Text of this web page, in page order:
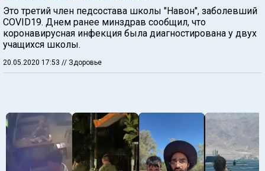
Это третий член педсостава школы "Навон", заболевший
СOVID19. Днем ранее минздрав сообщил, что
коронавирусная инфекция была диагностирована у двух
учащихся школы.
20.05.2020 17:53 // Здоровье